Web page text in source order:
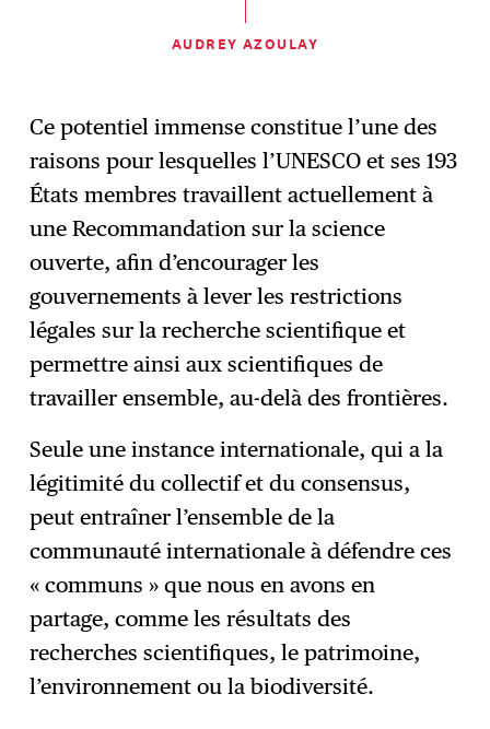
AUDREY AZOULAY
Ce potentiel immense constitue l’une des
raisons pour lesquelles l’UNESCO et ses 193
États membres travaillent actuellement à
une Recommandation sur la science
ouverte, afin d’encourager les
gouvernements à lever les restrictions
légales sur la recherche scientifique et
permettre ainsi aux scientifiques de
travailler ensemble, au-delà des frontières.
Seule une instance internationale, qui a la
légitimité du collectif et du consensus,
peut entraîner l’ensemble de la
communauté internationale à défendre ces
« communs » que nous en avons en
partage, comme les résultats des
recherches scientifiques, le patrimoine,
l’environnement ou la biodiversité.